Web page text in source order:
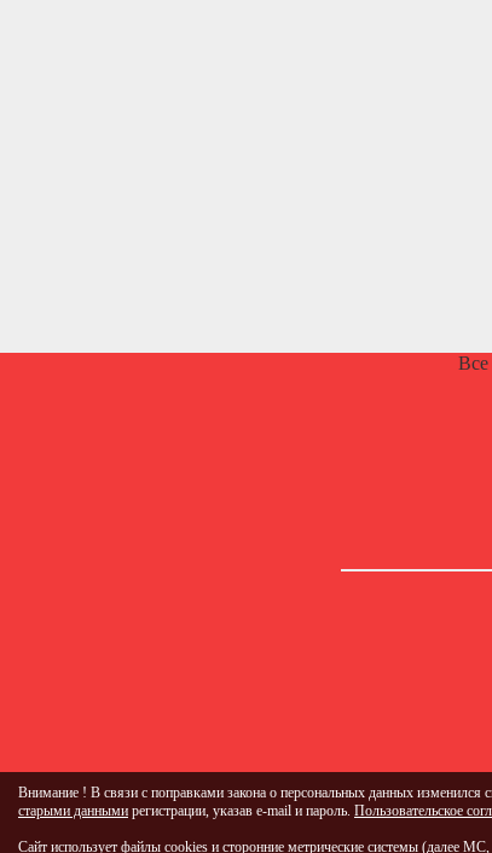
Внимание ! В связи с поправками закона о персональных данных изменился
старыми данными регистрации, указав e-mail и пароль. Пользовательское
Сайт использует файлы cookies и сторонние метрические системы (далее